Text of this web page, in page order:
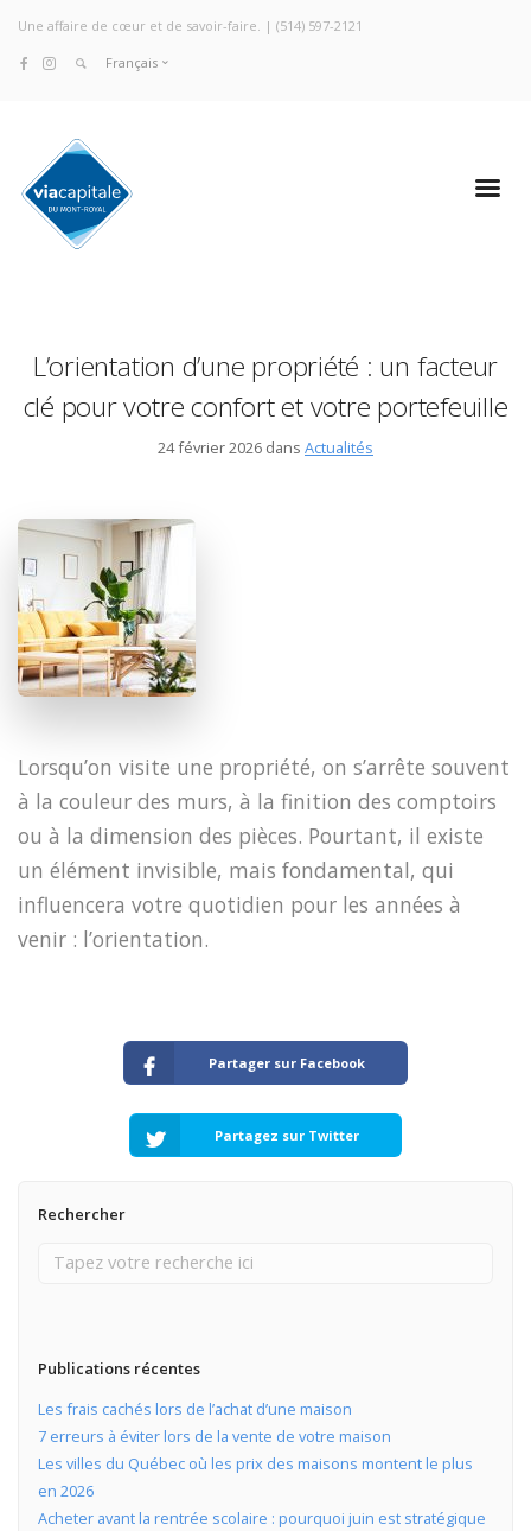
Une affaire de cœur et de savoir-faire. | (514) 597-2121
Français
L’orientation d’une propriété : un facteur
clé pour votre confort et votre portefeuille
24 février 2026 dans Actualités
​Lorsqu’on visite une propriété, on s’arrête souvent
à la couleur des murs, à la finition des comptoirs
ou à la dimension des pièces. Pourtant, il existe
un élément invisible, mais fondamental, qui
influencera votre quotidien pour les années à
venir : l’orientation.
Partager sur Facebook
Partagez sur Twitter
Rechercher
Publications récentes
Les frais cachés lors de l’achat d’une maison
7 erreurs à éviter lors de la vente de votre maison
Les villes du Québec où les prix des maisons montent le plus
en 2026
Acheter avant la rentrée scolaire : pourquoi juin est stratégique